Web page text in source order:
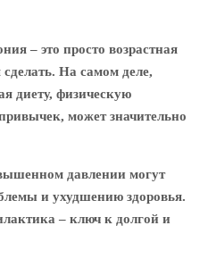
– это просто возрастная
На самом деле,
диету, физическую
может значительно
давлении могут
и ухудшению здоровья.
– ключ к долгой и